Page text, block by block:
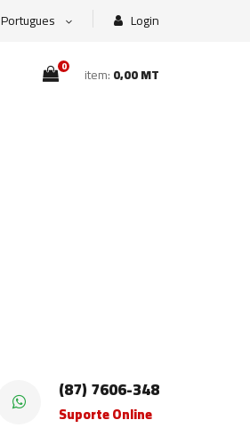
Portugues Login
0 item:0,00 MT
(87) 7606-348
Suporte Online